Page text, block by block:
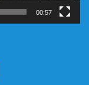
00:57